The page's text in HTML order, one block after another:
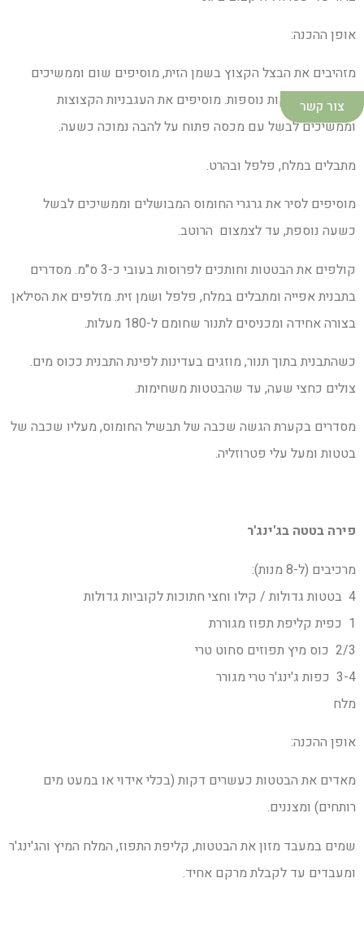
צור קשר
אופן ההכנה:
מזהיבים את הבצל הקצוץ בשמן הזית, מוסיפים שום וממשיכים
לערבב כ-2 דקות נוספות. מוסיפים את העגבניות הקצוצות
וממשיכים לבשל עם מכסה פתוח על להבה נמוכה כשעה.
מתבלים במלח, פלפל ובהרט.
מוסיפים לסיר את גרגרי החומוס המבושלים וממשיכים לבשל
כשעה נוספת, עד לצמצום הרוטב.
קולפים את הבטטות וחותכים לפרוסות בעובי כ-3 ס"מ. מסדרים
בתבנית אפייה ומתבלים במלח, פלפל ושמן זית. מזלפים את הסילאן
בצורה אחידה ומכניסים לתנור שחומם ל-180 מעלות.
כשהתבנית בתוך תנור, מוזגים בעדינות לפינת התבנית ככוס מים.
צולים כחצי שעה, עד שהבטטות משחימות.
מסדרים בקערת הגשה שכבה של תבשיל החומוס, מעליו שכבה של
בטטות ומעל עלי פטרוזליה.
פירה בטטה בג'ינג'ר
מרכיבים (ל-8 מנות):
4 בטטות גדולות / קילו וחצי חתוכות לקוביות גדולות
1 כפית קליפת תפוז מגוררת
2/3 כוס מיץ תפוזים סחוט טרי
3-4 כפות ג'ינג'ר טרי מגורר
מלח
אופן ההכנה:
מאדים את הבטטות כעשרים דקות (בכלי אידוי או במעט מים
רותחים) ומצננים.
שמים במעבד מזון את הבטטות, קליפת התפוז, המלח המיץ והג'ינג'ר
ומעבדים עד לקבלת מרקם אחיד.